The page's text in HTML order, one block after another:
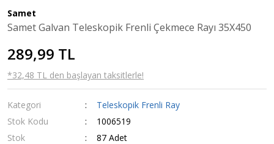
Samet
Samet Galvan Teleskopik Frenli Çekmece Rayı 35X450
289,99 TL
*32,48 TL den başlayan taksitlerle!
Kategori
Teleskopik Frenli Ray
Stok Kodu
1006519
Stok
87 Adet